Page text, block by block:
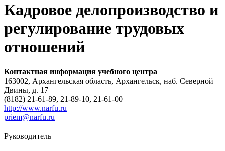
Кадровое делопроизводство и
регулирование трудовых
отношений
Контактная информация учебного центра
163002, Архангельская область, Архангельск, наб. Северной
Двины, д. 17
(8182) 21-61-89, 21-89-10, 21-61-00
http://www.narfu.ru
priem@narfu.ru
Руководитель